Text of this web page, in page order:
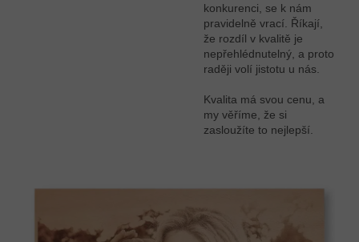
konkurenci, se k nám
pravidelně vrací. Říkají,
že rozdíl v kvalitě je
nepřehlédnutelný, a proto
raději volí jistotu u nás.
Kvalita má svou cenu, a
my věříme, že si
zasloužíte to nejlepší.